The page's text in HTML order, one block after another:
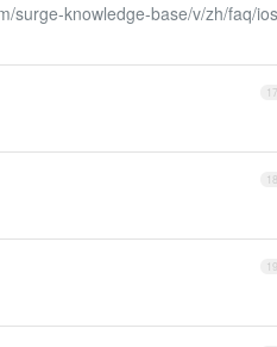
surge-knowledge-base/v/zh/faq/
17
18
19